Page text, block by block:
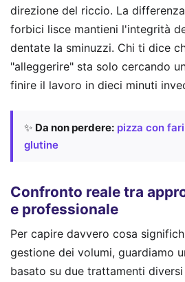
direzione del riccio. La
forbici lisce mantieni l'integrità
dentate la sminuzzi. Chi ti dice
"alleggerire" sta solo cercando
finire il lavoro in dieci minuti
✨ Da non perdere: pizza con
glutine
Confronto reale tra
e professionale
Per capire davvero cosa
gestione dei volumi, guardiamo
basato su due trattamenti